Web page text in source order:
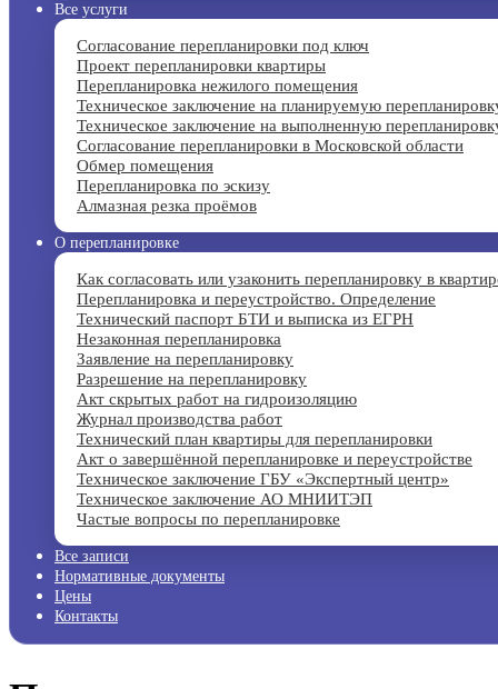
Все услуги
Согласование перепланировки под ключ
Проект перепланировки квартиры
Перепланировка нежилого помещения
Техническое заключение на планируемую
Техническое заключение на выполненную
Согласование перепланировки в Московской области
Обмер помещения
Перепланировка по эскизу
Алмазная резка проёмов
О перепланировке
Как согласовать или узаконить перепланировку в
Перепланировка и переустройство. Определение
Технический паспорт БТИ и выписка из ЕГРН
Незаконная перепланировка
Заявление на перепланировку
Разрешение на перепланировку
Акт скрытых работ на гидроизоляцию
Журнал производства работ
Технический план квартиры для перепланировки
Акт о завершённой перепланировке и переустройстве
Техническое заключение ГБУ «Экспертный центр»
Техническое заключение АО МНИИТЭП
Частые вопросы по перепланировке
Все записи
Нормативные документы
Цены
Контакты